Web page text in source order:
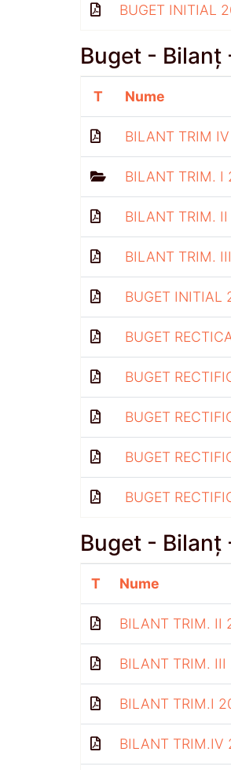
BUGET INITIAL
Buget - Bilanț
T Nume
BILANT TRIM
BILANT TRIM. I
BILANT TRIM.
BILANT TRIM.
BUGET INITIAL
BUGET
BUGET
BUGET
BUGET
BUGET
Buget - Bilanț
T Nume
BILANT TRIM. II
BILANT TRIM.
BILANT TRIM.I
BILANT TRIM.IV